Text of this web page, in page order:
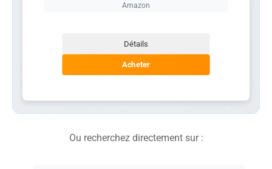
Amazon
Détails
Acheter
Ou recherchez directement sur :